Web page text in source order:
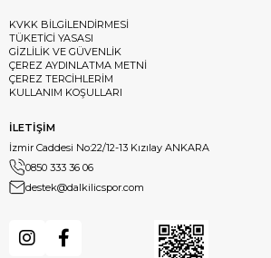
KVKK BİLGİLENDİRMESİ
TÜKETİCİ YASASI
GİZLİLİK VE GÜVENLİK
ÇEREZ AYDINLATMA METNİ
ÇEREZ TERCİHLERİM
KULLANIM KOŞULLARI
İLETİŞİM
İzmir Caddesi No:22/12-13 Kızılay ANKARA
0850 333 36 06
destek@dalkilicspor.com